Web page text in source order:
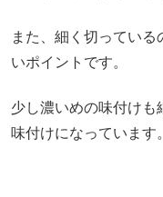
また、細く切ってい
いポイントです。
少し濃いめの味付け
味付けになっています。